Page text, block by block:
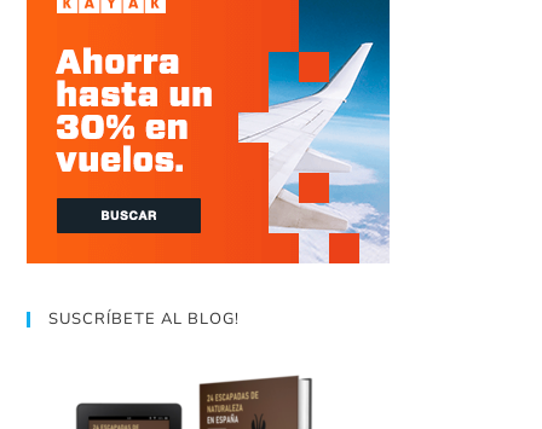
SUSCRÍBETE AL BLOG!